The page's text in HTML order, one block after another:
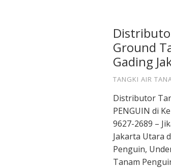
Ground
Gading
TANGKI AIR
Distributor
PENGUIN di
9627-2689 –
Jakarta Utara
Penguin,
Tanam